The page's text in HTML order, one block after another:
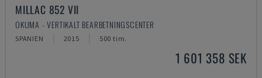
MILLAC 852 VII
OKUMA - VERTIKALT BEARBETNINGSCENTER
SPANIEN 2015 500 tim.
1 601 358 SEK